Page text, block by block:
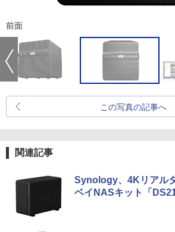
前面
この写真の記事へ
関連記事
Synology、4Kリアル
ベイNASキット「